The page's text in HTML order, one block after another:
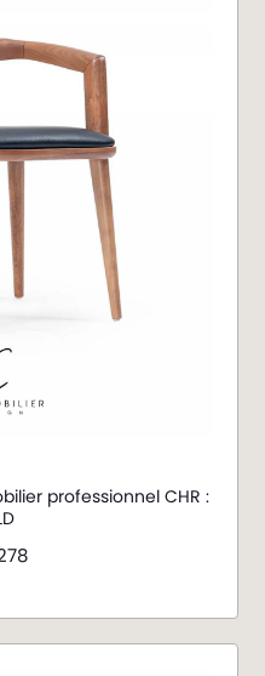
professionnel CHR :